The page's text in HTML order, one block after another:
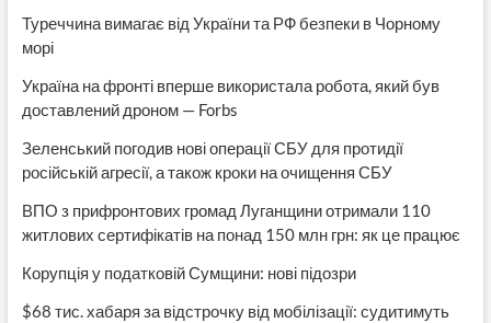
Туреччина вимагає від України та РФ безпеки в Чорному
морі
Україна на фронті вперше використала робота, який був
доставлений дроном — Forbs
Зеленський погодив нові операції СБУ для протидії
російській агресії, а також кроки на очищення СБУ
ВПО з прифронтових громад Луганщини отримали 110
житлових сертифікатів на понад 150 млн грн: як це працює
Корупція у податковій Сумщини: нові підозри
$68 тис. хабаря за відстрочку від мобілізації: судитимуть